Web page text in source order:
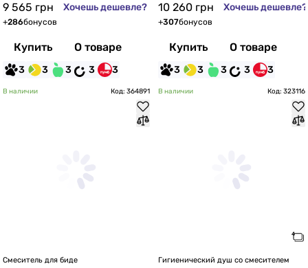
9 565 грн Хочешь дешевле?
+286бонусов
Купить О товаре
3 3 3 3 3
10 260 грн Хочешь дешевле?
+307бонусов
Купить О товаре
3 3 3 3 3
В наличии Код: 364891
Смеситель для биде
В наличии Код: 323116
Гигиенический душ со смесителем